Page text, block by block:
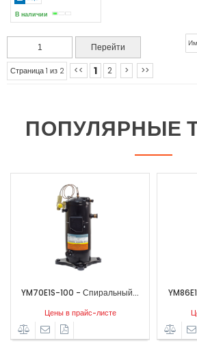
В наличии
Страница 1 из 2 << 1 2 > >>
ПОПУЛЯРНЫЕ
YM86E1S-100 - Спиральный...
Цены в прайс-листе